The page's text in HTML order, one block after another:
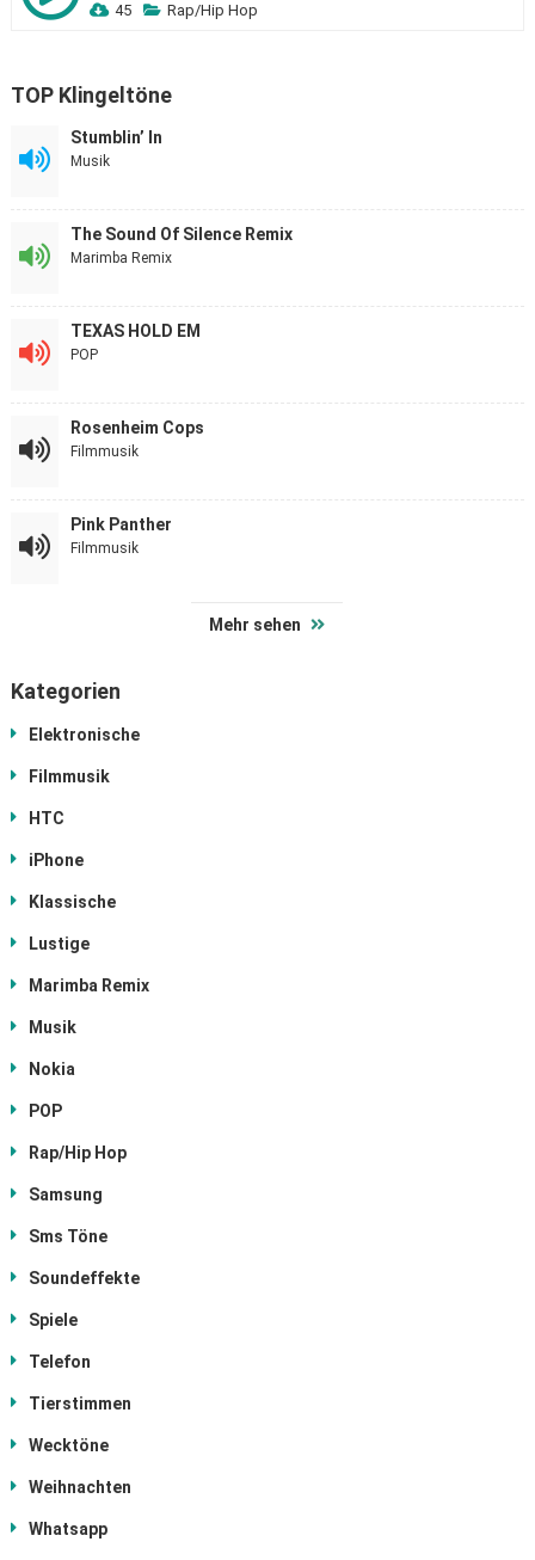
45 Rap/Hip Hop
TOP Klingeltöne
Stumblin’ In
Musik
The Sound Of Silence Remix
Marimba Remix
TEXAS HOLD EM
POP
Rosenheim Cops
Filmmusik
Pink Panther
Filmmusik
Mehr sehen
Kategorien
Elektronische
Filmmusik
HTC
iPhone
Klassische
Lustige
Marimba Remix
Musik
Nokia
POP
Rap/Hip Hop
Samsung
Sms Töne
Soundeffekte
Spiele
Telefon
Tierstimmen
Wecktöne
Weihnachten
Whatsapp